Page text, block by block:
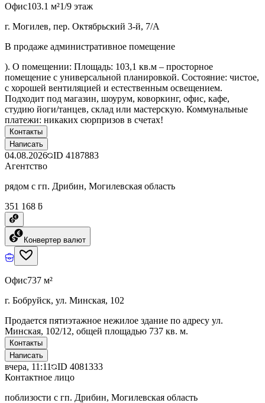
Офис103.1 м²1/9 этаж
г. Могилев, пер. Октябрьский 3-й, 7/А
В продаже административное помещение
). О помещении: Площадь: 103,1 кв.м – просторное
помещение с универсальной планировкой. Состояние: чистое,
с хорошей вентиляцией и естественным освещением.
Подходит под магазин, шоурум, коворкинг, офис, кафе,
студию йоги/танцев, склад или мастерскую. Коммунальные
платежи: никаких сюрпризов в счетах!
Контакты
Написать
04.08.2026 ID 4187883
Агентство
рядом с гп. Дрибин, Могилевская область
351 168 ƃ
Конвертер валют
Офис737 м²
г. Бобруйск, ул. Минская, 102
Продается пятиэтажное нежилое здание по адресу ул.
Минская, 102/12, общей площадью 737 кв. м.
Контакты
Написать
вчера, 11:11 ID 4081333
Контактное лицо
поблизости с гп. Дрибин, Могилевская область